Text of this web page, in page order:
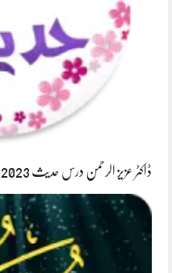
ڈاکٹر عزیز الرحمن درس حدیث 2023-03-26